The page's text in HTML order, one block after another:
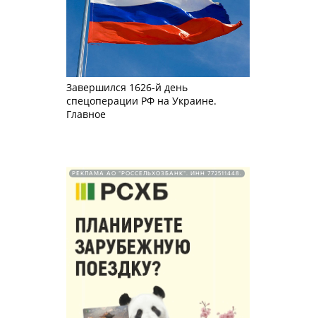
Завершился 1626-й день
спецоперации РФ на Украине.
Главное
РЕКЛАМА АО "РОССЕЛЬХОЗБАНК". ИНН 772511448.